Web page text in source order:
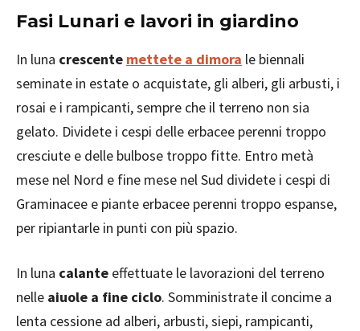
Fasi Lunari e lavori in giardino
In luna crescente mettete a dimora le biennali
seminate in estate o acquistate, gli alberi, gli arbusti, i
rosai e i rampicanti, sempre che il terreno non sia
gelato. Dividete i cespi delle erbacee perenni troppo
cresciute e delle bulbose troppo fitte. Entro metà
mese nel Nord e fine mese nel Sud dividete i cespi di
Graminacee e piante erbacee perenni troppo espanse,
per ripiantarle in punti con più spazio.
In luna calante effettuate le lavorazioni del terreno
nelle aiuole a fine ciclo. Somministrate il concime a
lenta cessione ad alberi, arbusti, siepi, rampicanti,